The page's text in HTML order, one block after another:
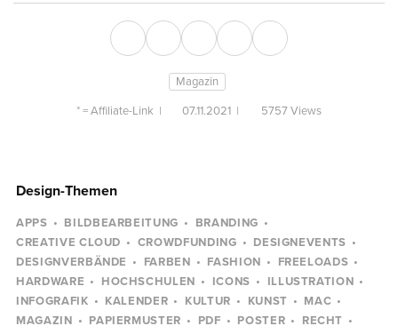
Magazin
* =Affiliate-Link | 07.11.2021 | 5757 Views
Design-Themen
APPS BILDBEARBEITUNG
BRANDING
CREATIVE CLOUD
CROWDFUNDING
DESIGNEVENTS
DESIGNVERBÄNDE
FARBEN FASHION
FREELOADS
HARDWARE
HOCHSCHULEN ICONS
ILLUSTRATION
INFOGRAFIK
KALENDER KULTUR KUNST
MAC
MAGAZIN
PAPIERMUSTER PDF POSTER RECHT